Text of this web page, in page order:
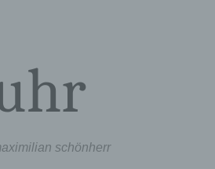
schönherr